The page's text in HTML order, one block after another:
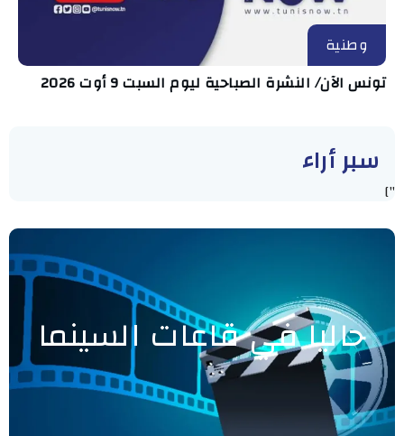
وطنية
تونس الآن/ النشرة الصباحية ليوم السبت 9 أوت 2026
سبر أراء
"]
حاليا في قاعات السينما